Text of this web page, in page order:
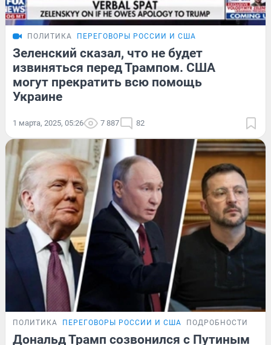
ПОЛИТИКА ПЕРЕГОВОРЫ РОССИИ И США
Зеленский сказал, что не будет
извиняться перед Трампом. США
могут прекратить всю помощь
Украине
1 марта, 2025, 05:26 7 887 82
ПОЛИТИКА ПЕРЕГОВОРЫ РОССИИ И США ПОДРОБНОСТИ
Дональд Трамп созвонился с Путиным